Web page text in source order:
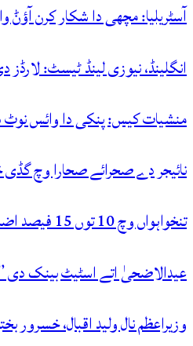
آسٹریلیا: مچھی دا شکار کرن آؤݨ
انگلینڈ، نیوزی لینڈ ٹیسٹ:
منشیات کیس: پنکی دا وائس نوٹ
نائیجر دے صحرائے صحارا وچ گڈی خراب ہو کے
تنخواہواں وچ 10 توں 15 فیصد اضافے دی تجویز، وزیر اعظم اتحادیاں نال مشاورت توں بعد حتمی فیصلہ کرنگے
عیدالاضحیٰ اتے اسٹیٹ بینک دی
وزیراعظم نال ولید اقبال، خسرور